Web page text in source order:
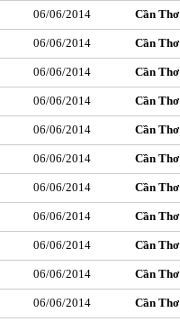
06/06/2014 Cần Thơ
06/06/2014 Cần Thơ
06/06/2014 Cần Thơ
06/06/2014 Cần Thơ
06/06/2014 Cần Thơ
06/06/2014 Cần Thơ
06/06/2014 Cần Thơ
06/06/2014 Cần Thơ
06/06/2014 Cần Thơ
06/06/2014 Cần Thơ
06/06/2014 Cần Thơ